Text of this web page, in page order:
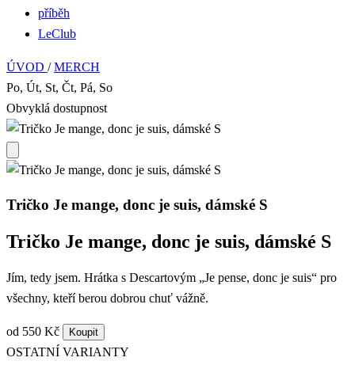
příběh
LeClub
ÚVOD / MERCH
Po, Út, St, Čt, Pá, So
Obvyklá dostupnost
Tričko Je mange, donc je suis, dámské S
Tričko Je mange, donc je suis, dámské S
Jím, tedy jsem. Hrátka s Descartovým „Je pense, donc je suis“ pro
všechny, kteří berou dobrou chuť vážně.
od 550 Kč Koupit
OSTATNÍ VARIANTY